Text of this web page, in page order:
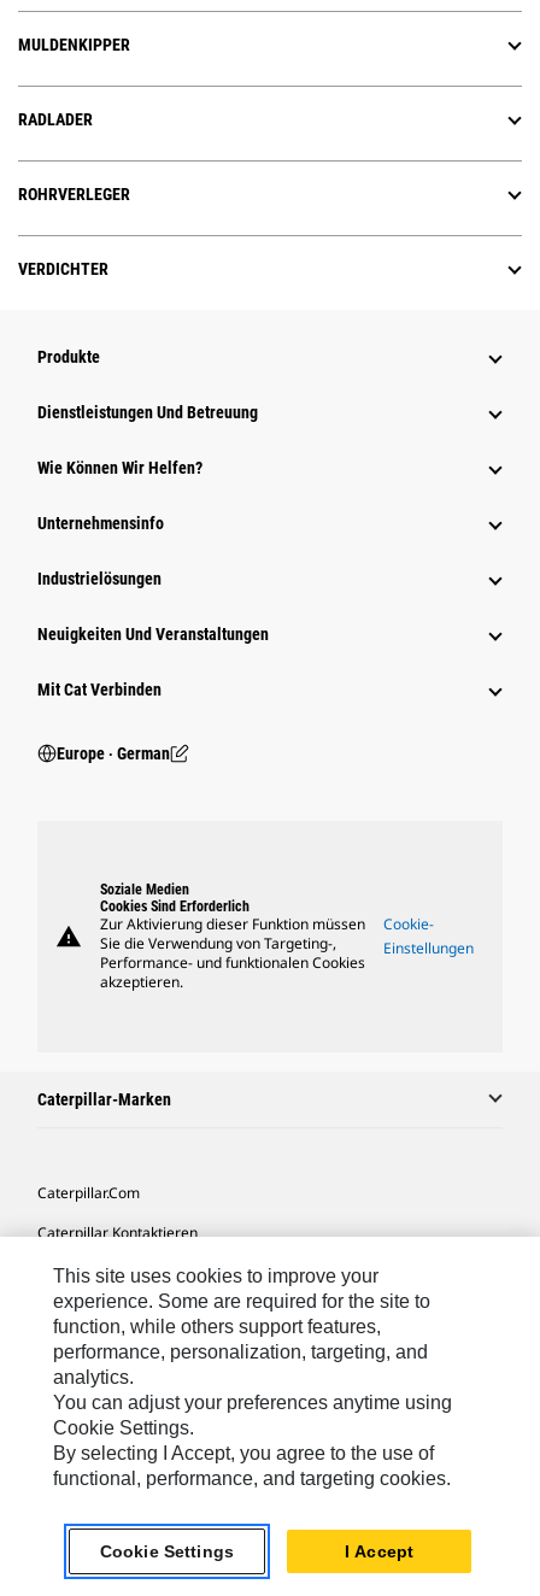
MULDENKIPPER
RADLADER
ROHRVERLEGER
VERDICHTER
Produkte
Dienstleistungen Und Betreuung
Wie Können Wir Helfen?
Unternehmensinfo
Industrielösungen
Neuigkeiten Und Veranstaltungen
Mit Cat Verbinden
Europe ‧ German
warning
Soziale Medien
Cookies Sind Erforderlich
Zur Aktivierung dieser Funktion müssen
Sie die Verwendung von Targeting-,
Performance- und funktionalen Cookies
akzeptieren.
Cookie-
Einstellungen
Caterpillar-Marken
Caterpillar.com
Caterpillar Kontaktieren
Meine Marketing-Präferenzen
Seitenübersicht
Cookie Settings
Rechtliche Hinweise
Datenschutz
Europe-German© 2026 Caterpillar. Alle Rechte vorbehalten.
This site uses cookies to improve your
experience. Some are required for the site to
function, while others support features,
performance, personalization, targeting, and
analytics.
You can adjust your preferences anytime using
Cookie Settings.
By selecting I Accept, you agree to the use of
functional, performance, and targeting cookies.
Cookie Settings I Accept